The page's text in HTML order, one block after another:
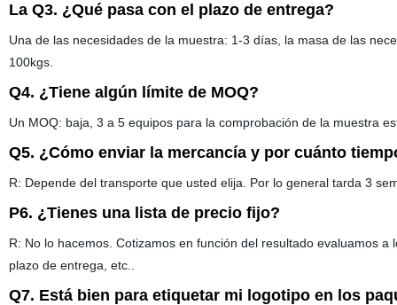
La Q3. ¿Qué pasa con el plazo de entrega?
Una de las necesidades de la muestra: 1-3 días, la masa de las
100kgs.
Q4. ¿Tiene algún límite de MOQ?
Un MOQ: baja, 3 a 5 equipos para la comprobación de la muestra
Q5. ¿Cómo enviar la mercancía y por cuánto
R: Depende del transporte que usted elija. Por lo general tarda 3
P6. ¿Tienes una lista de precio fijo?
R: No lo hacemos. Cotizamos en función del resultado evaluamos
plazo de entrega, etc..
Q7. Está bien para etiquetar mi logotipo en los